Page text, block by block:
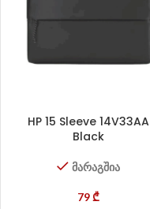
HP 15 Sleeve 14V33AA
Black
მარაგშია
79₾